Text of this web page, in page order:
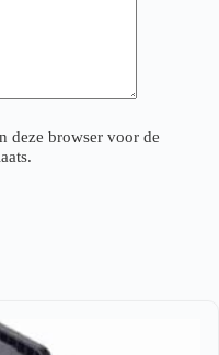
deze browser voor de